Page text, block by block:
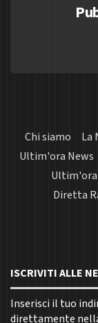
Chi siamo La
Ultim'ora News
Diretta
ISCRIVITI ALLE
Inserisci il tuo
direttamente